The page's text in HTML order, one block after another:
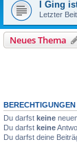
I Ging
Letzter
Neues Thema
Du darfst keine
Du darfst keine
Du darfst deine